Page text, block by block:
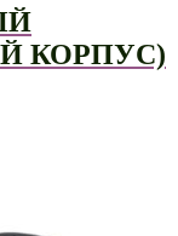
КОРПУС)